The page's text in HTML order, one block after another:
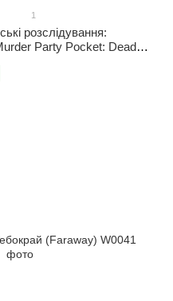
1
розслідування:
Party Pocket: Deadly